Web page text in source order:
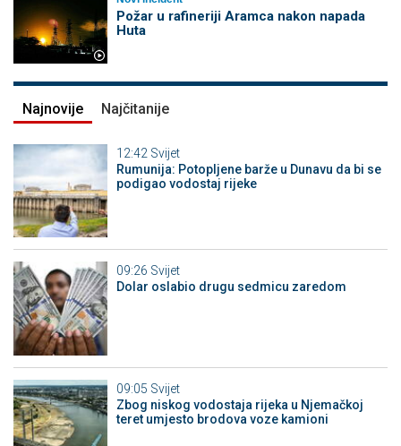
Požar u rafineriji Aramca nakon napada
Huta
Najnovije Najčitanije
12:42 Svijet
Rumunija: Potopljene barže u Dunavu da bi se
podigao vodostaj rijeke
09:26 Svijet
Dolar oslabio drugu sedmicu zaredom
09:05 Svijet
Zbog niskog vodostaja rijeka u Njemačkoj
teret umjesto brodova voze kamioni